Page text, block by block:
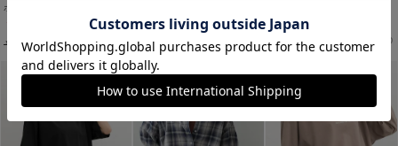
ポンチョ風ベスト
￥2,480税込
￥1,480 税込 ￥1,480
￥1,980税込